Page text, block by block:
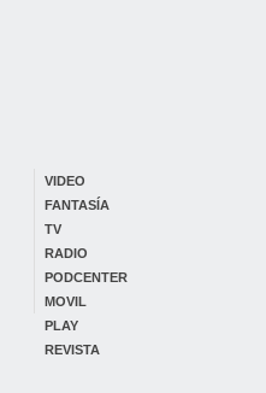
VIDEO
FANTASÍA
TV
RADIO
PODCENTER
MOVIL
PLAY
REVISTA